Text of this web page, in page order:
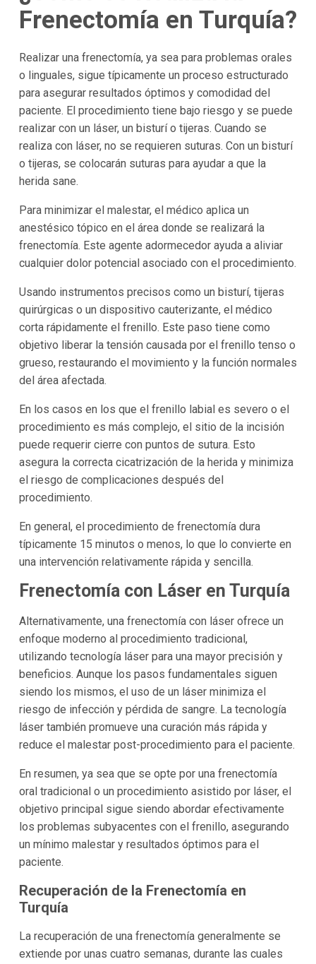
Frenectomía en Turquía?
Realizar una frenectomía, ya sea para problemas orales
o linguales, sigue típicamente un proceso estructurado
para asegurar resultados óptimos y comodidad del
paciente. El procedimiento tiene bajo riesgo y se puede
realizar con un láser, un bisturí o tijeras. Cuando se
realiza con láser, no se requieren suturas. Con un bisturí
o tijeras, se colocarán suturas para ayudar a que la
herida sane.
Para minimizar el malestar, el médico aplica un
anestésico tópico en el área donde se realizará la
frenectomía. Este agente adormecedor ayuda a aliviar
cualquier dolor potencial asociado con el procedimiento.
Usando instrumentos precisos como un bisturí, tijeras
quirúrgicas o un dispositivo cauterizante, el médico
corta rápidamente el frenillo. Este paso tiene como
objetivo liberar la tensión causada por el frenillo tenso o
grueso, restaurando el movimiento y la función normales
del área afectada.
En los casos en los que el frenillo labial es severo o el
procedimiento es más complejo, el sitio de la incisión
puede requerir cierre con puntos de sutura. Esto
asegura la correcta cicatrización de la herida y minimiza
el riesgo de complicaciones después del
procedimiento.
En general, el procedimiento de frenectomía dura
típicamente 15 minutos o menos, lo que lo convierte en
una intervención relativamente rápida y sencilla.
Frenectomía con Láser en Turquía
Alternativamente, una frenectomía con láser ofrece un
enfoque moderno al procedimiento tradicional,
utilizando tecnología láser para una mayor precisión y
beneficios. Aunque los pasos fundamentales siguen
siendo los mismos, el uso de un láser minimiza el
riesgo de infección y pérdida de sangre. La tecnología
láser también promueve una curación más rápida y
reduce el malestar post-procedimiento para el paciente.
En resumen, ya sea que se opte por una frenectomía
oral tradicional o un procedimiento asistido por láser, el
objetivo principal sigue siendo abordar efectivamente
los problemas subyacentes con el frenillo, asegurando
un mínimo malestar y resultados óptimos para el
paciente.
Recuperación de la Frenectomía en
Turquía
La recuperación de una frenectomía generalmente se
extiende por unas cuatro semanas, durante las cuales